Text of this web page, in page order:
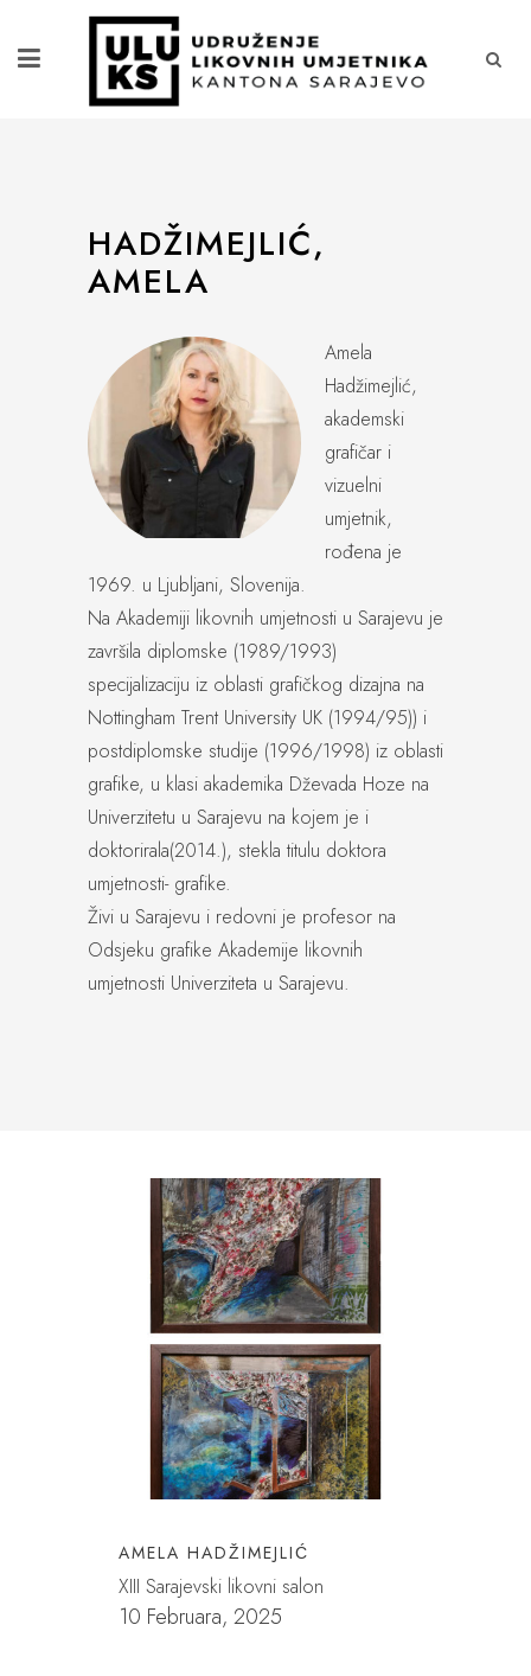
HADŽIMEJLIĆ,
AMELA
Amela
Hadžimejlić,
akademski
grafičar i
vizuelni
umjetnik,
rođena je
1969. u Ljubljani, Slovenija.
Na Akademiji likovnih umjetnosti u Sarajevu je
završila diplomske (1989/1993)
specijalizaciju iz oblasti grafičkog dizajna na
Nottingham Trent University UK (1994/95)) i
postdiplomske studije (1996/1998) iz oblasti
grafike, u klasi akademika Dževada Hoze na
Univerzitetu u Sarajevu na kojem je i
doktorirala(2014.), stekla titulu doktora
umjetnosti- grafike.
Živi u Sarajevu i redovni je profesor na
Odsjeku grafike Akademije likovnih
umjetnosti Univerziteta u Sarajevu.
AMELA HADŽIMEJLIĆ
XIII Sarajevski likovni salon
10 Februara, 2025